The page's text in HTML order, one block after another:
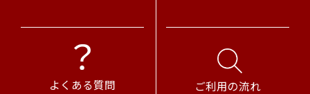
よくある質問 ご利用の流れ